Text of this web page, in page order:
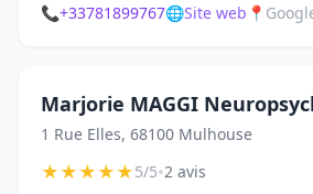
📞+33781899767🌐Site web 📍
Marjorie MAGGI
1 Rue Elles, 68100 Mulhouse
★★★★★5/5•2 avis